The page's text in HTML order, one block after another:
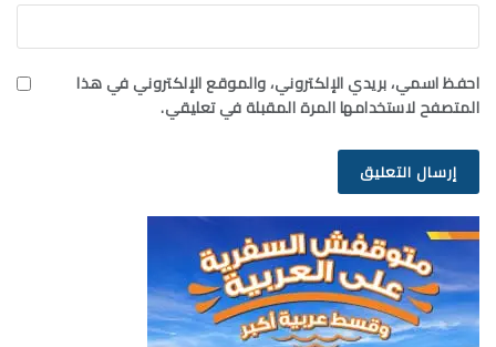
احفظ اسمي، بريدي الإلكتروني، والموقع الإلكتروني في هذا
المتصفح لاستخدامها المرة المقبلة في تعليقي.